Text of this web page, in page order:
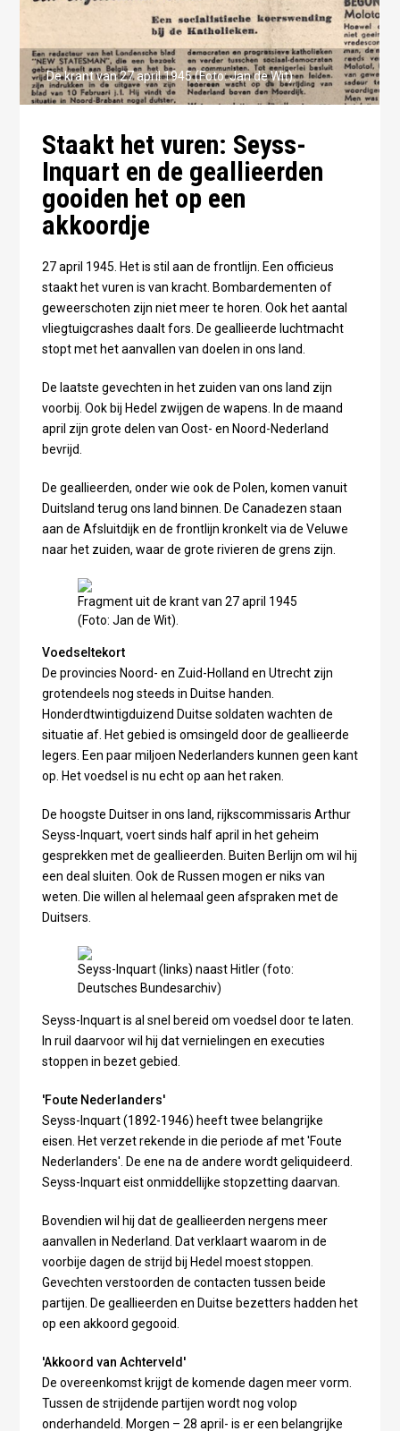
De krant van 27 april 1945 (Foto: Jan de Wit).
Staakt het vuren: Seyss-
Inquart en de geallieerden
gooiden het op een
akkoordje
27 april 1945. Het is stil aan de frontlijn. Een officieus
staakt het vuren is van kracht. Bombardementen of
geweerschoten zijn niet meer te horen. Ook het aantal
vliegtuigcrashes daalt fors. De geallieerde luchtmacht
stopt met het aanvallen van doelen in ons land.
De laatste gevechten in het zuiden van ons land zijn
voorbij. Ook bij Hedel zwijgen de wapens. In de maand
april zijn grote delen van Oost- en Noord-Nederland
bevrijd.
De geallieerden, onder wie ook de Polen, komen vanuit
Duitsland terug ons land binnen. De Canadezen staan
aan de Afsluitdijk en de frontlijn kronkelt via de Veluwe
naar het zuiden, waar de grote rivieren de grens zijn.
Fragment uit de krant van 27 april 1945
(Foto: Jan de Wit).
Voedseltekort
De provincies Noord- en Zuid-Holland en Utrecht zijn
grotendeels nog steeds in Duitse handen.
Honderdtwintigduizend Duitse soldaten wachten de
situatie af. Het gebied is omsingeld door de geallieerde
legers. Een paar miljoen Nederlanders kunnen geen kant
op. Het voedsel is nu echt op aan het raken.
De hoogste Duitser in ons land, rijkscommissaris Arthur
Seyss-Inquart, voert sinds half april in het geheim
gesprekken met de geallieerden. Buiten Berlijn om wil hij
een deal sluiten. Ook de Russen mogen er niks van
weten. Die willen al helemaal geen afspraken met de
Duitsers.
Seyss-Inquart (links) naast Hitler (foto:
Deutsches Bundesarchiv)
Seyss-Inquart is al snel bereid om voedsel door te laten.
In ruil daarvoor wil hij dat vernielingen en executies
stoppen in bezet gebied.
'Foute Nederlanders'
Seyss-Inquart (1892-1946) heeft twee belangrijke
eisen. Het verzet rekende in die periode af met 'Foute
Nederlanders'. De ene na de andere wordt geliquideerd.
Seyss-Inquart eist onmiddellijke stopzetting daarvan.
Bovendien wil hij dat de geallieerden nergens meer
aanvallen in Nederland. Dat verklaart waarom in de
voorbije dagen de strijd bij Hedel moest stoppen.
Gevechten verstoorden de contacten tussen beide
partijen. De geallieerden en Duitse bezetters hadden het
op een akkoord gegooid.
'Akkoord van Achterveld'
De overeenkomst krijgt de komende dagen meer vorm.
Tussen de strijdende partijen wordt nog volop
onderhandeld. Morgen – 28 april- is er een belangrijke